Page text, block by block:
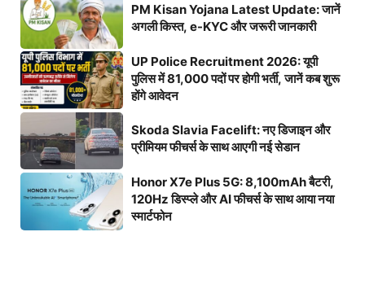
PM Kisan Yojana Latest Update: जानें
अगली किस्त, e-KYC और जरूरी जानकारी
UP Police Recruitment 2026: यूपी
पुलिस में 81,000 पदों पर होगी भर्ती, जानें कब शुरू
होंगे आवेदन
Skoda Slavia Facelift: नए डिजाइन और
प्रीमियम फीचर्स के साथ आएगी नई सेडान
Honor X7e Plus 5G: 8,100mAh बैटरी,
120Hz डिस्प्ले और AI फीचर्स के साथ आया नया
स्मार्टफोन